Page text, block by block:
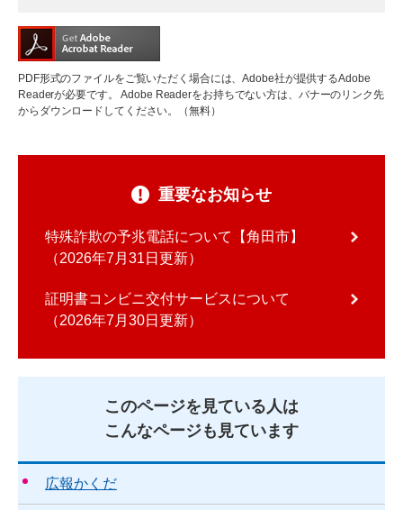
PDF形式のファイルをご覧いただく場合には、Adobe社が提供するAdobe
Readerが必要です。
Adobe Readerをお持ちでない方は、バナーのリンク先
からダウンロードしてください。（無料）
重要なお知らせ
特殊詐欺の予兆電話について【角田市】
2026年7月31日更新
証明書コンビニ交付サービスについて
2026年7月30日更新
このページを見ている人は
こんなページも見ています
広報かくだ